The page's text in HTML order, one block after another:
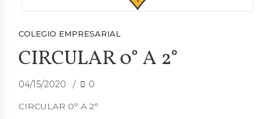
COLEGIO EMPRESARIAL
CIRCULAR 0° A 2°
04/15/2020 0
CIRCULAR 0° A 2°